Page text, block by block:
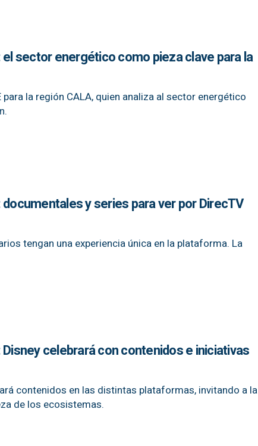
sector energético como pieza clave para la
la región CALA, quien analiza al sector energético
y series para ver por DirecTV
tengan una experiencia única en la plataforma. La
celebrará con contenidos e iniciativas
contenidos en las distintas plataformas, invitando a la
de los ecosistemas.